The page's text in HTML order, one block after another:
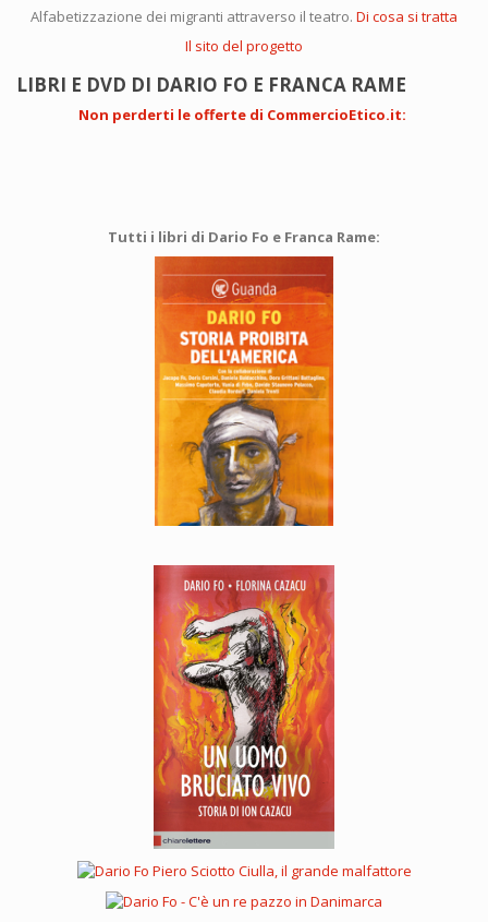
Alfabetizzazione dei migranti attraverso il teatro. Di cosa si tratta
Il sito del progetto
LIBRI E DVD DI DARIO FO E FRANCA RAME
Non perderti le offerte di CommercioEtico.it:
Tutti i libri di Dario Fo e Franca Rame: